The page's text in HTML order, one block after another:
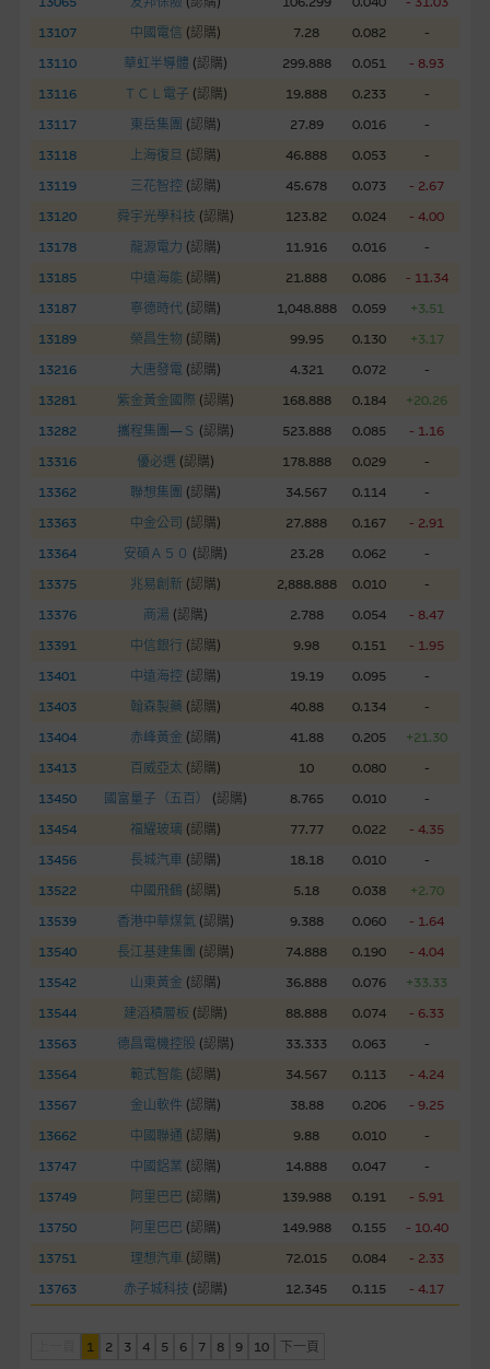
13107
中國電信 (認購) 7.28 0.082
-
13110
華虹半導體 (認購) 299.888 0.051
- 8.93
13116
ＴＣＬ電子 (認購) 19.888 0.233
-
13117
東岳集團 (認購) 27.89 0.016
-
13118
上海復旦 (認購) 46.888 0.053
-
13119
三花智控(認購) 45.678 0.073
- 2.67
13120
舜宇光學科技 (認購) 123.82 0.024
- 4.00
13178
龍源電力 (認購) 11.916 0.016
-
13185
中遠海能(認購) 21.888 0.086
- 11.34
13187
寧德時代(認購) 1,048.888 0.059
+3.51
13189
榮昌生物 (認購) 99.95 0.130
+3.17
13216
大唐發電 (認購) 4.321 0.072
-
13281
紫金黃金國際 (認購) 168.888 0.184
+20.26
13282
攜程集團—Ｓ (認購) 523.888 0.085
- 1.16
13316
優必選 (認購) 178.888 0.029
-
13362
聯想集團 (認購) 34.567 0.114
-
13363
中金公司 (認購) 27.888 0.167
- 2.91
13364
安碩Ａ５０ (認購) 23.28 0.062
-
13375
兆易創新 (認購) 2,888.888 0.010
-
13376
商湯 (認購) 2.788 0.054
- 8.47
13391
中信銀行 (認購) 9.98 0.151
- 1.95
13401
中遠海控(認購) 19.19 0.095
-
13403
翰森製藥 (認購) 40.88 0.134
-
13404
赤峰黃金 (認購) 41.88 0.205
+21.30
13413
百威亞太 (認購) 10 0.080
-
13450
國富量子（五百） (認購) 8.765 0.010
-
13454
福耀玻璃 (認購) 77.77 0.022
- 4.35
13456
長城汽車 (認購) 18.18 0.010
-
13522
中國飛鶴 (認購) 5.18 0.038
+2.70
13539
香港中華煤氣(認購) 9.388 0.060
- 1.64
13540
長江基建集團 (認購) 74.888 0.190
- 4.04
13542
山東黃金 (認購) 36.888 0.076
+33.33
13544
建滔積層板 (認購) 88.888 0.074
- 6.33
13563
德昌電機控股 (認購) 33.333 0.063
-
13564
範式智能(認購) 34.567 0.113
- 4.24
13567
金山軟件 (認購) 38.88 0.206
- 9.25
13662
中國聯通 (認購) 9.88 0.010
-
13747
中國鋁業 (認購) 14.888 0.047
-
13749
阿里巴巴 (認購) 139.988 0.191
- 5.91
13750
阿里巴巴 (認購) 149.988 0.155
- 10.40
13751
理想汽車 (認購) 72.015 0.084
- 2.33
13763
赤子城科技 (認購) 12.345 0.115 - 4.17
1 2 3 4 5 6 7 8 9 10
下一頁
品的過去業績並不保證或預測將來表現。
在法律最大許可的情況下，麥格理集團及其任何相關公司或其董
事、高層職員、僱員或代理人不作陳述，亦不保證網站內容，或
整、合時及準確，對任何因任何形式(包括疏忽)由於網站內容的
錯誤、失實、遺漏、或任何人士對網站內容的依賴而導致的損失
或損毀，亦一概不會承擔責任或債務。
本使用條款的所有方面均受香港法例管限。
無法收回部份或全部應收款項。結構性產品價格可升可跌。過往
表現並不反映未來表現。產品的第二市場可能有限而麥格理資本
股份有限公司可能是唯一報價方。閣下應閱讀載于
www.warrants.com.hk 之上市文件以瞭解結構性產品的詳情及
自行評估箇中風險。如有需要，請徵詢獨立之專業意見。牛熊證
損失全部投資；而(ii)R類牛熊證之剩餘價值則可能為零。
網站連結
本網站或載有連接非由麥格理集團管理的網站的連結。此等連結
純為方便閣下取得更多關於市場上相關產品及機構的資訊。麥格
理集團對此等網站的內容及所介紹的產品或服務，均無任何操控
適，不作任何聲明。麥格理集團建議閣下自行向本網站述及或連
接的第三者查詢。此外，載有第三者網站的連結，不應視為該第
三者推介本網站。
本網站雖連接第三者管理的網站，但麥格理集團並非授權網站瀏
權。
經由本網站接觸到的軟件應用
部分可經本網站連結下載的軟件程式屬於第三者的產品。閣下使
用此等屬於第三者的軟件，須自負全責。此等軟件的使用，可能
受軟件持有人訂出的使用條款約束。
在法律容許的所有範圍內，麥格理集團概不承擔經由本網站使用
或下載任何軟件(不論是否屬於第三者)而引起的責任。麥格理集
團並且對此等軟件不作任何聲明，也不提供任何保證，特別是在
法律容許的所有範圍內，概不負責經由本網站使用或下載任何軟
件(不論是否屬於第三者)而出現電腦病毒或任何其他後果所導致
損)。
基本上市文件及補充上市文件
就有關MBL每次發行之認股證及/或牛熊證而言，認股證及/或牛
熊證之條款及條件以及發行商的財務與其他資料已載列於基本上
於本網站。